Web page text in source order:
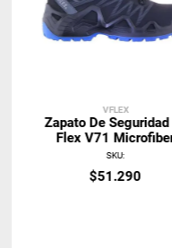
VFLEX
Zapato De Seguridad
Flex V71
Negro
SKU:
$51.290